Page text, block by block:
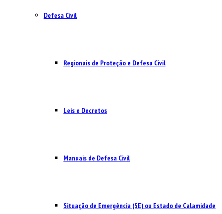
Defesa Civil
Regionais de Proteção e Defesa Civil
Leis e Decretos
Manuais de Defesa Civil
Situação de Emergência (SE) ou Estado de Calamidade